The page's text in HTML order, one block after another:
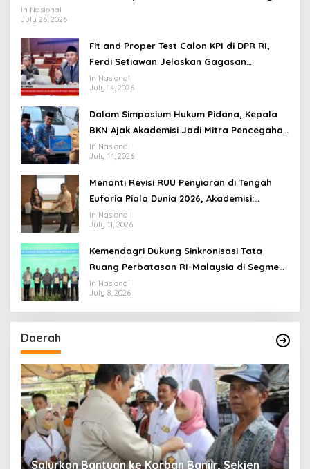
Ramah Lingkungan
In Nasional
July 26, 2026
Fit and Proper Test Calon KPI di DPR RI,
Ferdi Setiawan Jelaskan Gagasan
Transformasi Menuju Ekosistem Penyiaran
yang Adaptif
In Nasional
July 14, 2026
Dalam Simposium Hukum Pidana, Kepala
BKN Ajak Akademisi Jadi Mitra Pencegahan
Tindak Pidana di Birokrasi
In Nasional
July 14, 2026
Menanti Revisi RUU Penyiaran di Tengah
Euforia Piala Dunia 2026, Akademisi:
Jangan Terus Jadi “Messi dan Ronaldo”
Legislasi
In Nasional
July 11, 2026
Kemendagri Dukung Sinkronisasi Tata
Ruang Perbatasan RI-Malaysia di Segmen
Sinapad-Sesai
In Nasional
July 8, 2026
Daerah
Salurkan Bantuan ke Korban Banjir, Sekjen